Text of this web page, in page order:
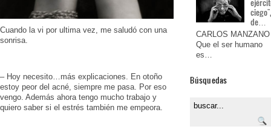
Cuando la vi por ultima vez, me saludó con una
sonrisa.
– Hoy necesito…más explicaciones. En otoño
estoy peor del acné, siempre me pasa. Por eso
vengo. Además ahora tengo mucho trabajo y
quiero saber si el estrés también me empeora.
de…
CARLOS MANZANO
Que el ser humano
es…
Búsquedas